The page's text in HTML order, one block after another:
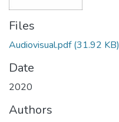
Files
Audiovisual.pdf(31.92 KB)
Date
2020
Authors